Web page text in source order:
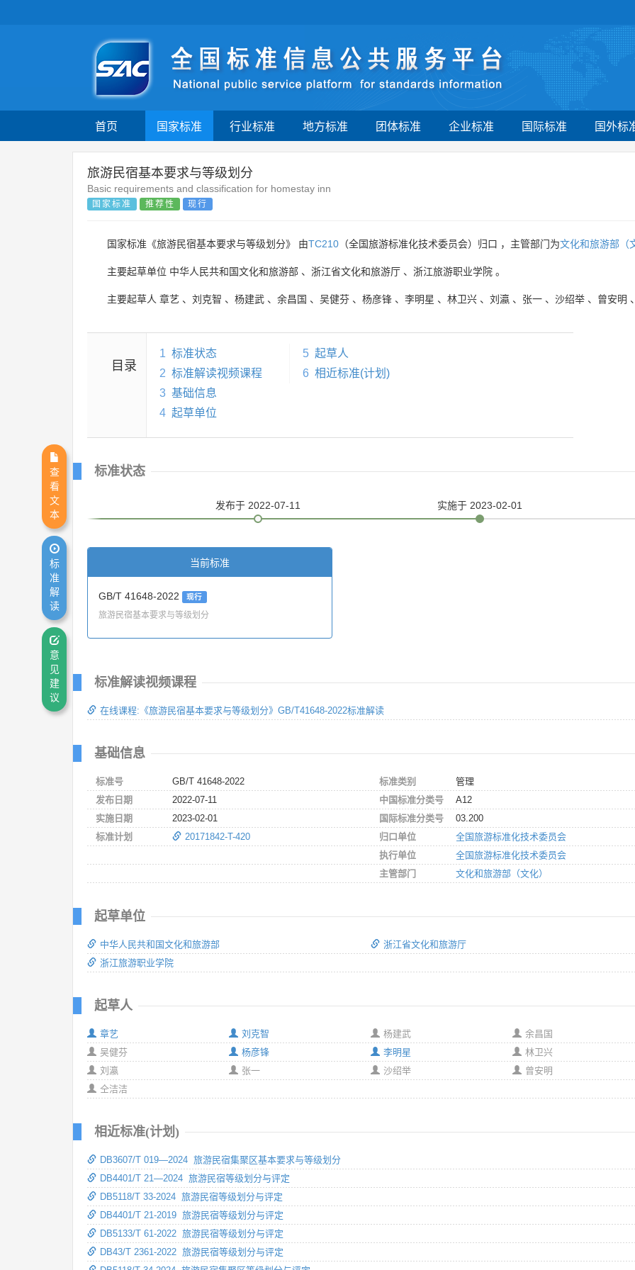
首页 国家标准 行业标准 地方标准 团体标准 企业标准 国际标准 国外标
旅游民宿基本要求与等级划分
Basic requirements and classification for homestay inn
国家标准 推荐性 现行
国家标准《旅游民宿基本要求与等级划分》 由TC210 （全国旅游标准化技术委员会）归口 ，主管部门为文化和旅游部（
主要起草单位 中华人民共和国文化和旅游部 、 浙江省文化和旅游厅 、 浙江旅游职业学院 。
主要起草人 章艺 、 刘克智 、 杨建武 、 余昌国 、 吴健芬 、 杨彦锋 、 李明星 、 林卫兴 、 刘瀛 、 张一 、 沙绍举 、 曾安明
目录
1 标准状态
2 标准解读视频课程
3 基础信息
4 起草单位
5 起草人
6 相近标准(计划)
标准状态
发布于 2022-07-11 实施于 2023-02-01
当前标准
GB/T 41648-2022 现行
旅游民宿基本要求与等级划分
标准解读视频课程
在线课程:《旅游民宿基本要求与等级划分》GB/T41648-2022标准解读
基础信息
标准号
GB/T 41648-2022
发布日期
2022-07-11
实施日期
2023-02-01
标准计划
20171842-T-420
标准类别
管理
中国标准分类号
A12
国际标准分类号
03.200
归口单位
全国旅游标准化技术委员会
执行单位
全国旅游标准化技术委员会
主管部门
文化和旅游部（文化）
起草单位
中华人民共和国文化和旅游部
浙江旅游职业学院
浙江省文化和旅游厅
起草人
章艺
刘克智
吴健芬
杨彦锋
刘瀛
张一
仝洁洁
杨建武
余昌国
李明星
林卫兴
沙绍举
曾安明
相近标准(计划)
DB3607/T 019—2024 旅游民宿集聚区基本要求与等级划分
DB4401/T 21—2024 旅游民宿等级划分与评定
DB5118/T 33-2024 旅游民宿等级划分与评定
DB4401/T 21-2019 旅游民宿等级划分与评定
DB5133/T 61-2022 旅游民宿等级划分与评定
DB43/T 2361-2022 旅游民宿等级划分与评定
查
看
文
本
标
准
解
读
意
见
建
议